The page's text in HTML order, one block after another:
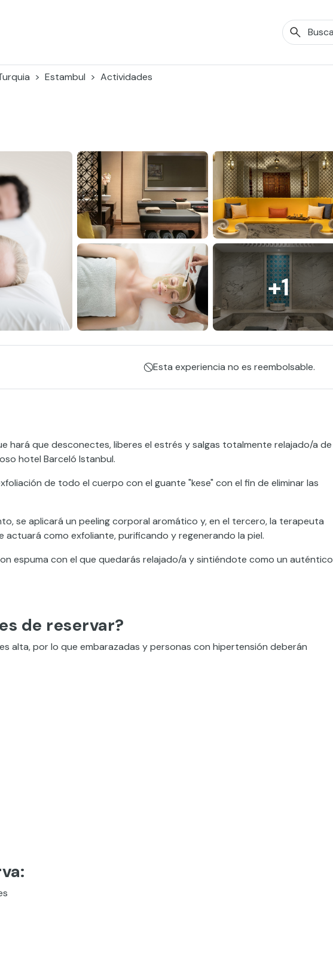
Estambul Actividades
+1
Esta experiencia no es reembolsable.
hará que desconectes, liberes el estrés y salgas totalmente relajado/a de
hotel Barceló Istanbul.
de todo el cuerpo con el guante "kese" con el fin de eliminar las
se aplicará un peeling corporal aromático y, en el tercero, la terapeuta
actuará como exfoliante, purificando y regenerando la piel.
espuma con el que quedarás relajado/a y sintiéndote como un auténtico
de reservar?
alta, por lo que embarazadas y personas con hipertensión deberán